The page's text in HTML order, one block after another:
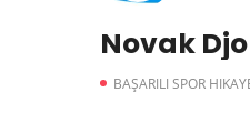
Novak
BAŞARILI SPOR